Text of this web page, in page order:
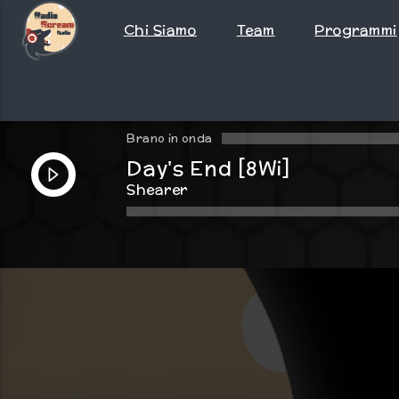
Chi Siamo Team Programmi
Brano in onda
Day's End [8Wi]
Shearer